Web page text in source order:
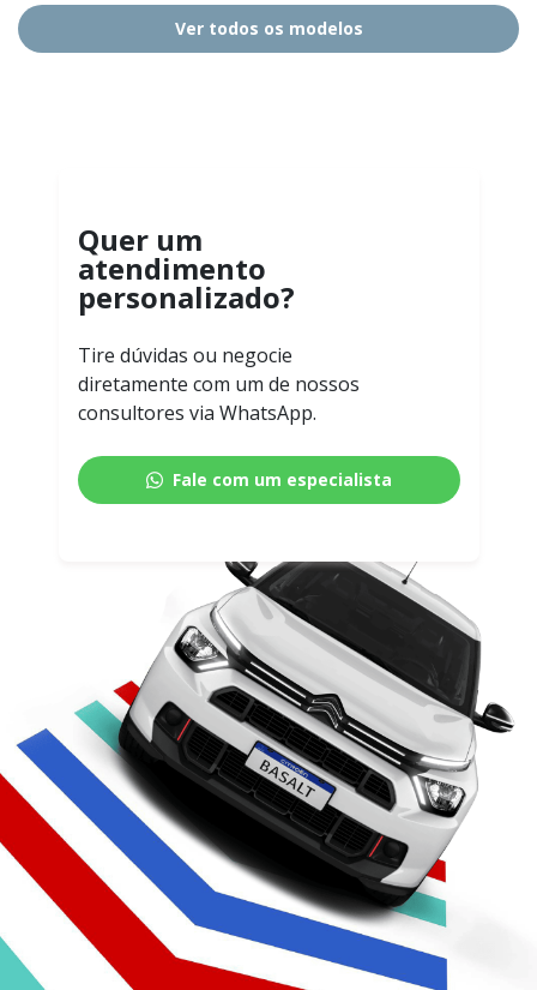
Ver todos os modelos
Quer um
atendimento
personalizado?
Tire dúvidas ou negocie
diretamente com um de nossos
consultores via WhatsApp.
Fale com um especialista